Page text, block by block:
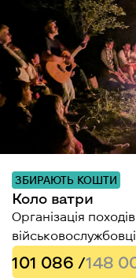
ЗБИРАЮТЬ КОШТИ
Коло ватри
Організація
101 086 /148